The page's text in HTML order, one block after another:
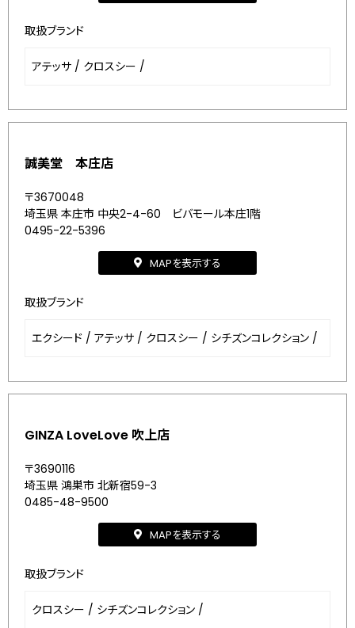
取扱ブランド
アテッサ / クロスシー /
誠美堂 本庄店
〒3670048
埼玉県 本庄市 中央2-4-60 ビバモール本庄1階
0495-22-5396
MAPを表示する
取扱ブランド
エクシード / アテッサ / クロスシー / シチズンコレクション /
GINZA LoveLove 吹上店
〒3690116
埼玉県 鴻巣市 北新宿59-3
0485-48-9500
MAPを表示する
取扱ブランド
クロスシー / シチズンコレクション /